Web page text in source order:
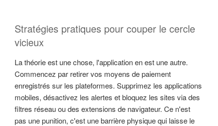
Stratégies pratiques pour couper le cercle
vicieux
La théorie est une chose, l'application en est une autre.
Commencez par retirer vos moyens de paiement
enregistrés sur les plateformes. Supprimez les applications
mobiles, désactivez les alertes et bloquez les sites via des
filtres réseau ou des extensions de navigateur. Ce n'est
pas une punition, c'est une barrière physique qui laisse le